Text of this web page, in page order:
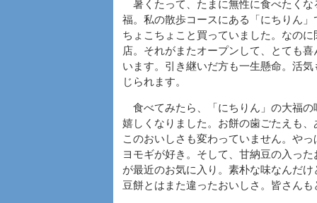
暑くたって、たまに無性に食べたくな
福。私の散歩コースにある「にちりん」
ちょこちょこと買っていました。なのに
店。それがまたオープンして、とても喜
います。引き継いだ方も一生懸命。活気
じられます。
食べてみたら、「にちりん」の大福の
嬉しくなりました。お餅の歯ごたえも、
このおいしさも変わっていません。やっ
ヨモギが好き。そして、甘納豆の入った
が最近のお気に入り。素朴な味なんだけ
豆餅とはまた違ったおいしさ。皆さん